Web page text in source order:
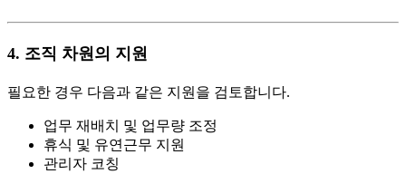
4. 조직 차원의 지원
필요한 경우 다음과 같은 지원을 검토합니다.
업무 재배치 및 업무량 조정
휴식 및 유연근무 지원
관리자 코칭